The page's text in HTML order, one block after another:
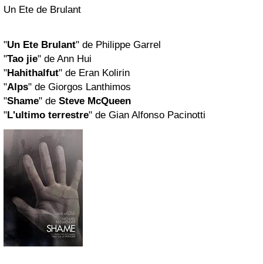
Un Ete de Brulant
"Un Ete Brulant" de Philippe Garrel
"Tao jie" de Ann Hui
"Hahithalfut" de Eran Kolirin
"Alps" de Giorgos Lanthimos
"Shame" de Steve McQueen
"L'ultimo terrestre" de Gian Alfonso Pacinotti